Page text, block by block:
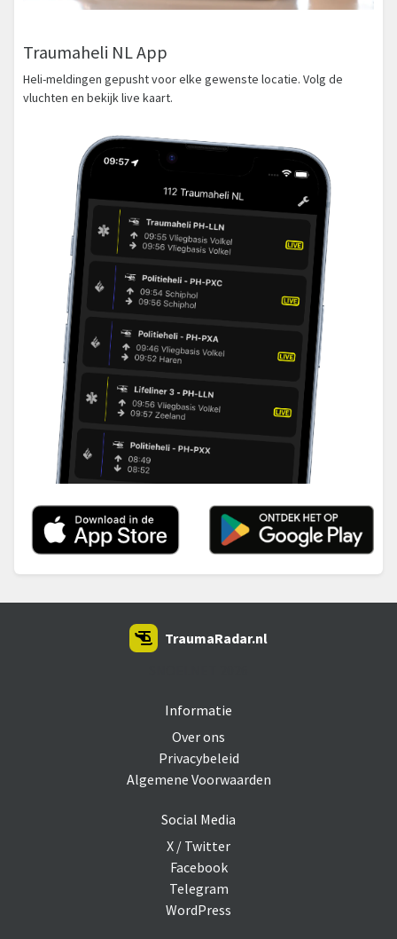
Traumaheli NL App
Heli-meldingen gepusht voor elke gewenste locatie. Volg de
vluchten en bekijk live kaart.
Informatie
Over ons
Privacybeleid
Algemene Voorwaarden
Social Media
X / Twitter
Facebook
Telegram
WordPress
TraumaRadar.nl